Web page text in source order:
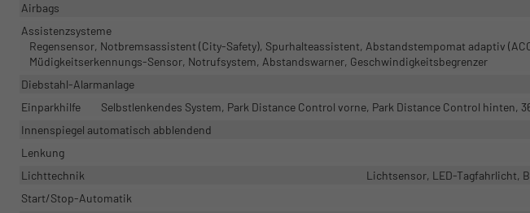
Airbags
Assistenzsysteme
Regensensor, Notbremsassistent (City-Safety), Spurhalteassistent, Abstandstempomat adaptiv
Müdigkeitserkennungs-Sensor, Notrufsystem, Abstandswarner, Geschwindigkeitsbegrenzer
Diebstahl-Alarmanlage
Einparkhilfe
Selbstlenkendes System, Park Distance Control vorne, Park Distance Control hinten,
Innenspiegel automatisch abblendend
Lenkung
Lichttechnik
Lichtsensor, LED-Tagfahrlicht,
Start/Stop-Automatik